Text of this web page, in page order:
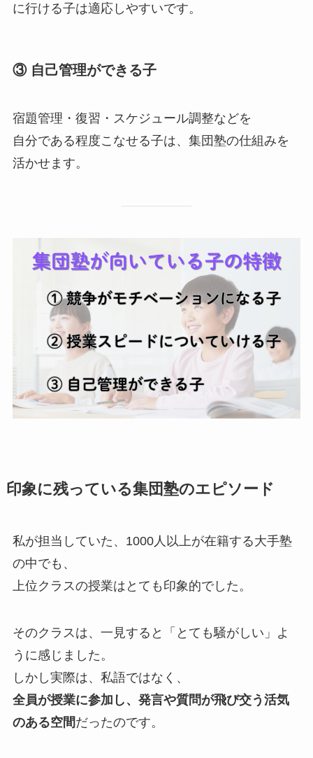
に行ける子は適応しやすいです。
③ 自己管理ができる子
宿題管理・復習・スケジュール調整などを
自分である程度こなせる子は、集団塾の仕組みを
活かせます。
印象に残っている集団塾のエピソード
私が担当していた、1000人以上が在籍する大手塾
の中でも、
上位クラスの授業はとても印象的でした。
そのクラスは、一見すると「とても騒がしい」よ
うに感じました。
しかし実際は、私語ではなく、
全員が授業に参加し、発言や質問が飛び交う活気
のある空間だったのです。